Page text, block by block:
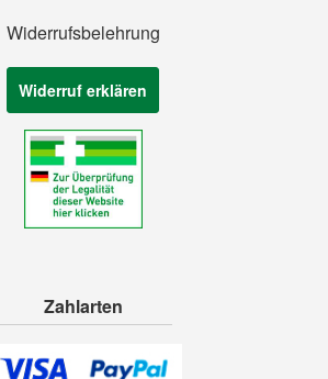
Widerrufsbelehrung
Widerruf erklären
Zahlarten